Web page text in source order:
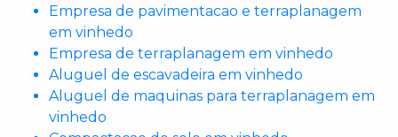
Empresa de pavimentacao e terraplanagem
em vinhedo
Empresa de terraplanagem em vinhedo
Aluguel de escavadeira em vinhedo
Aluguel de maquinas para terraplanagem em
vinhedo